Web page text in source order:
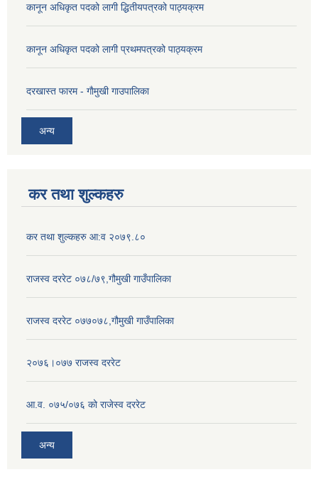
कानून अधिकृत पदको लागी द्धितीयपत्रको पाठ्यक्रम
कानून अधिकृत पदको लागी प्रथमपत्रको पाठ्यक्रम
दरखास्त फारम - गाैमुखी गाउपालिका
अन्य
कर तथा शुल्कहरु
कर तथा शुल्कहरु आ:व २०७९.८०
राजस्व दररेट ०७८/७९,गौमुखी गाउँपालिका
राजस्व दररेट ०७७०७८,गौमुखी गाउँपालिका
२०७६।०७७ राजस्व दररेट
आ.व. ०७५/०७६ को राजेस्व दररेट
अन्य